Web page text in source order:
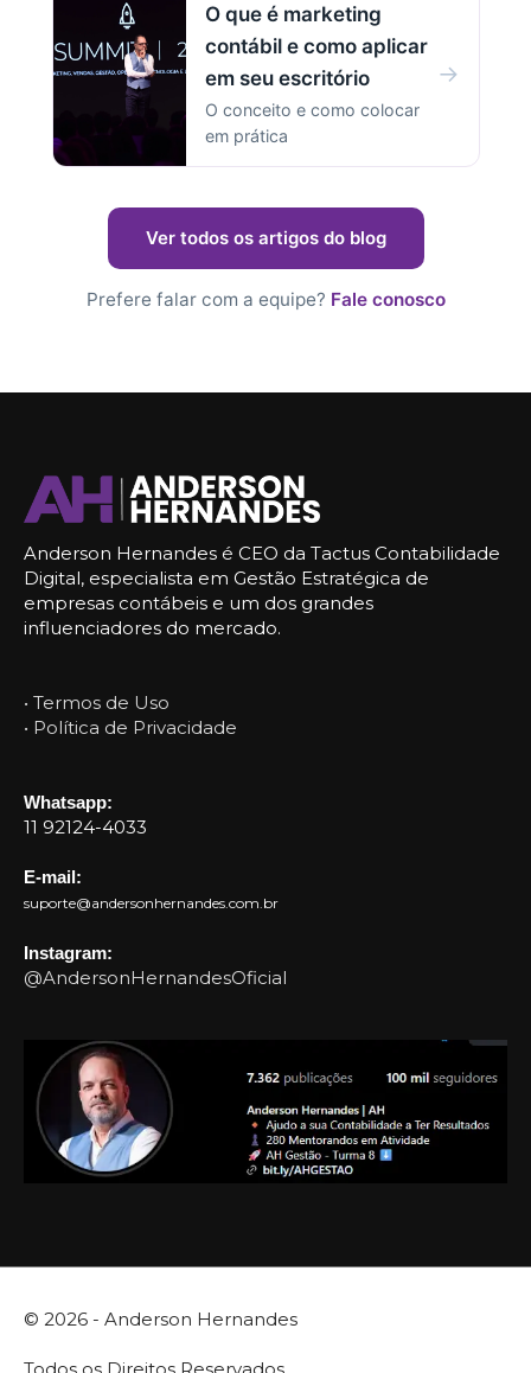
O que é marketing
contábil e como aplicar
em seu escritório
O conceito e como colocar
em prática
→
Ver todos os artigos do blog
Prefere falar com a equipe? Fale conosco
Anderson Hernandes é CEO da Tactus Contabilidade
Digital, especialista em Gestão Estratégica de
empresas contábeis e um dos grandes
influenciadores do mercado.
• Termos de Uso
• Política de Privacidade
Whatsapp:
11 92124-4033
E-mail:
suporte@andersonhernandes.com.br
Instagram:
@AndersonHernandesOficial
© 2026 - Anderson Hernandes